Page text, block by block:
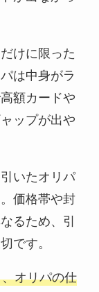
けに限った
は中身がラ
額カードや
ップが出や
いたオリパ
価格帯や封
るため、引
です。
オリパの仕